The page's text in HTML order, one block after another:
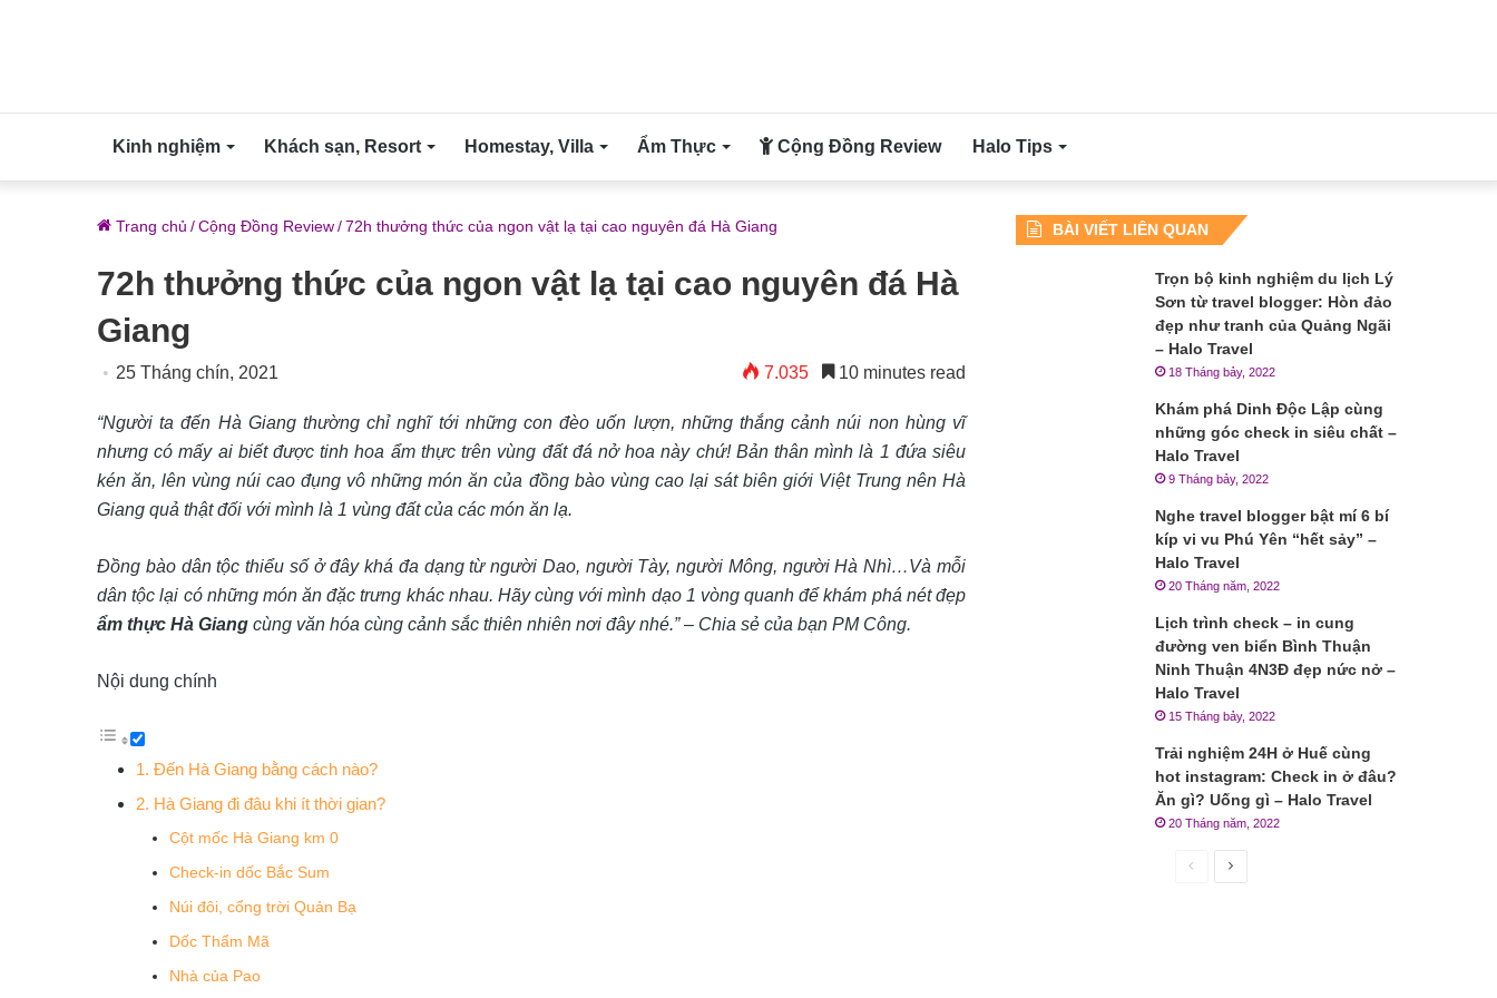
Kinh nghiệm Khách sạn, Resort Homestay, Villa Ẩm Thực Cộng Đồng Review Halo Tips
Trang chủ /Cộng Đồng Review/72h thưởng thức của ngon vật lạ tại cao nguyên đá Hà Giang
72h thưởng thức của ngon vật lạ tại cao nguyên đá Hà
Giang
25 Tháng chín, 2021 7.035 10 minutes read
“Người ta đến Hà Giang thường chỉ nghĩ tới những con đèo uốn lượn, những thắng cảnh núi non hùng vĩ
nhưng có mấy ai biết được tinh hoa ẩm thực trên vùng đất đá nở hoa này chứ! Bản thân mình là 1 đứa siêu
kén ăn, lên vùng núi cao đụng vô những món ăn của đồng bào vùng cao lại sát biên giới Việt Trung nên Hà
Giang quả thật đối với mình là 1 vùng đất của các món ăn lạ.
Đồng bào dân tộc thiểu số ở đây khá đa dạng từ người Dao, người Tày, người Mông, người Hà Nhì…Và mỗi
dân tộc lại có những món ăn đặc trưng khác nhau. Hãy cùng với mình dạo 1 vòng quanh để khám phá nét đẹp
ẩm thực Hà Giang cùng văn hóa cùng cảnh sắc thiên nhiên nơi đây nhé.” – Chia sẻ của bạn PM Công.
Nội dung chính
1. Đến Hà Giang bằng cách nào?
2. Hà Giang đi đâu khi ít thời gian?
Cột mốc Hà Giang km 0
Check-in dốc Bắc Sum
Núi đôi, cổng trời Quản Bạ
Dốc Thẩm Mã
Nhà của Pao
BÀI VIẾT LIÊN QUAN
Trọn bộ kinh nghiệm du lịch Lý
Sơn từ travel blogger: Hòn đảo
đẹp như tranh của Quảng Ngãi
– Halo Travel
18 Tháng bảy, 2022
Khám phá Dinh Độc Lập cùng
những góc check in siêu chất –
Halo Travel
9 Tháng bảy, 2022
Nghe travel blogger bật mí 6 bí
kíp vi vu Phú Yên “hết sảy” –
Halo Travel
20 Tháng năm, 2022
Lịch trình check – in cung
đường ven biển Bình Thuận
Ninh Thuận 4N3Đ đẹp nức nở –
Halo Travel
15 Tháng bảy, 2022
Trải nghiệm 24H ở Huế cùng
hot instagram: Check in ở đâu?
Ăn gì? Uống gì – Halo Travel
20 Tháng năm, 2022
Trang